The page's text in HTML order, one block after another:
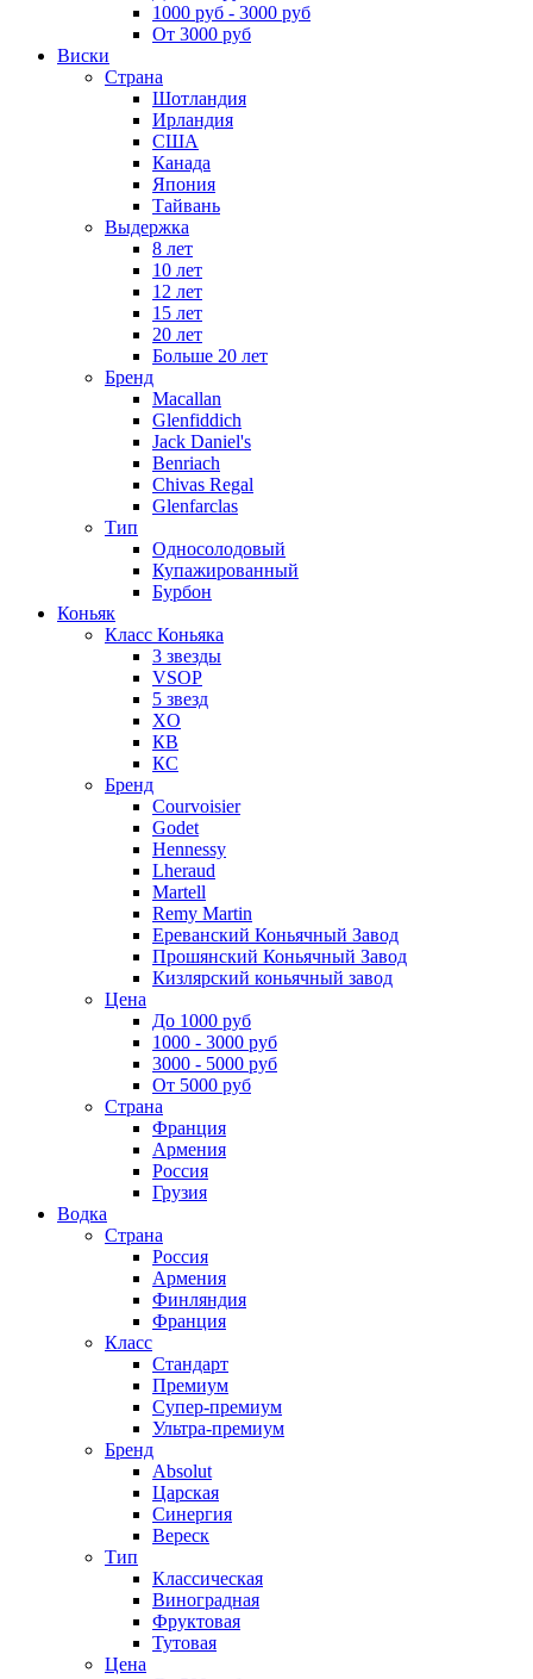
1000 руб - 3000 руб
От 3000 руб
Виски
Страна
Шотландия
Ирландия
США
Канада
Япония
Тайвань
Выдержка
8 лет
10 лет
12 лет
15 лет
20 лет
Больше 20 лет
Бренд
Macallan
Glenfiddich
Jack Daniel's
Benriach
Chivas Regal
Glenfarclas
Тип
Односолодовый
Купажированный
Бурбон
Коньяк
Класс Коньяка
3 звезды
VSOP
5 звезд
XO
КВ
КС
Бренд
Courvoisier
Godet
Hennessy
Lheraud
Martell
Remy Martin
Ереванский Коньячный Завод
Прошянский Коньячный Завод
Кизлярский коньячный завод
Цена
До 1000 руб
1000 - 3000 руб
3000 - 5000 руб
От 5000 руб
Страна
Франция
Армения
Россия
Грузия
Водка
Страна
Россия
Армения
Финляндия
Франция
Класс
Стандарт
Премиум
Супер-премиум
Ультра-премиум
Бренд
Absolut
Царская
Синергия
Вереск
Тип
Классическая
Виноградная
Фруктовая
Тутовая
Цена